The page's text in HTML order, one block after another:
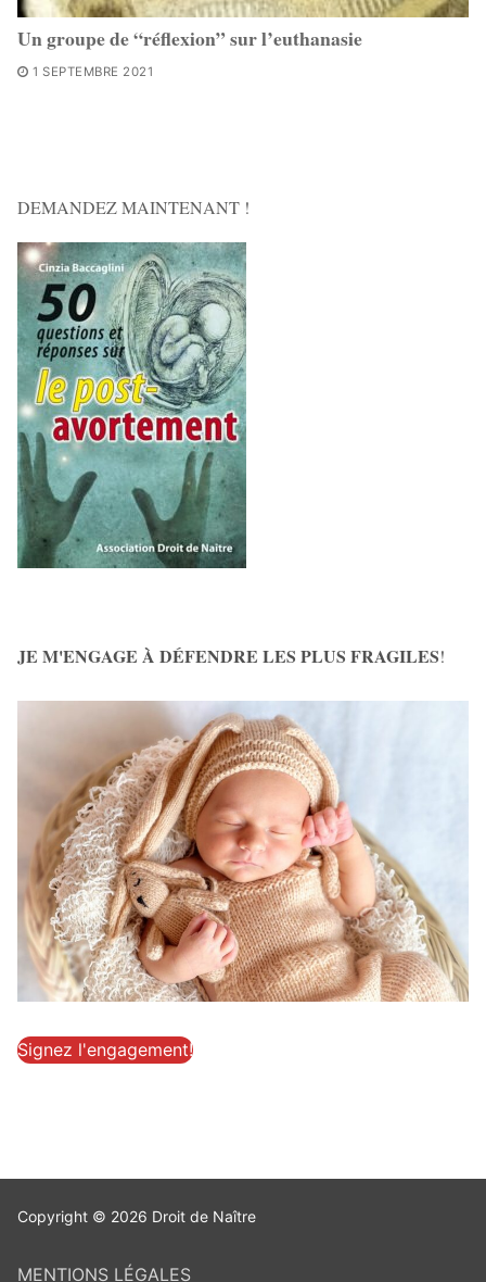
Un groupe de “réflexion” sur l’euthanasie
1 SEPTEMBRE 2021
DEMANDEZ MAINTENANT !
JE M'ENGAGE À DÉFENDRE LES PLUS FRAGILES!
Signez l'engagement!
Copyright © 2026 Droit de Naître
MENTIONS LÉGALES